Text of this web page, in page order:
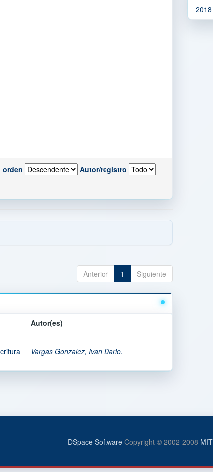
orden Autor/registro
Anterior 1 Siguiente
Autor(es)
Vargas Gonzalez, Ivan Dario.
2018
DSpace Software Copyright © 2002-2008 MIT